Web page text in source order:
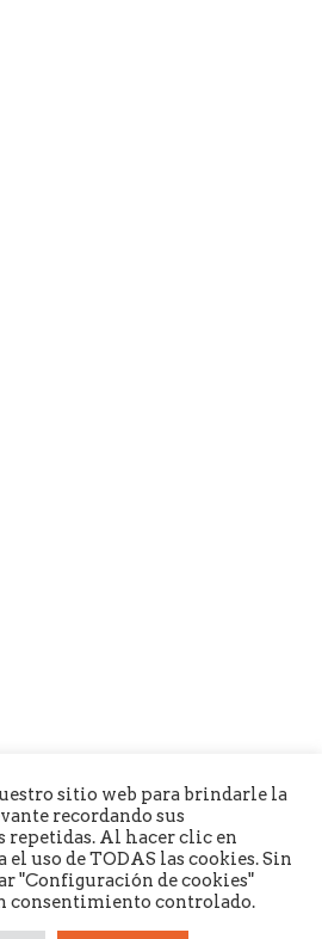
sitio web para brindarle la
recordando sus
repetidas. Al hacer clic en
el uso de TODAS las cookies. Sin
"Configuración de cookies"
consentimiento controlado.